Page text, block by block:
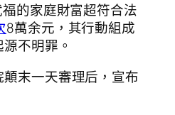
的家庭財富超符合法
8萬余元，其行動組成
不明罪。
末一天審理后，宣布